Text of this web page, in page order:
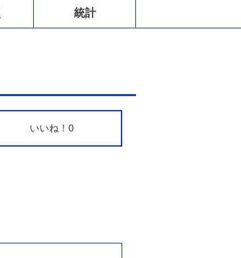
統計
いいね！ 0